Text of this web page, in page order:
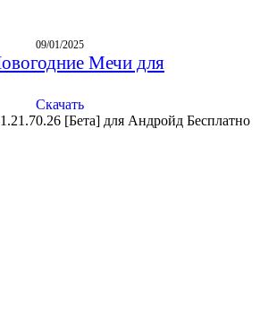
Мечи для
09/01/2025
Скачать